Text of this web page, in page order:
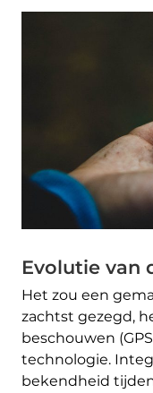
Evolutie van
Het zou een
zachtst gezegd,
beschouwen
technologie.
bekendheid